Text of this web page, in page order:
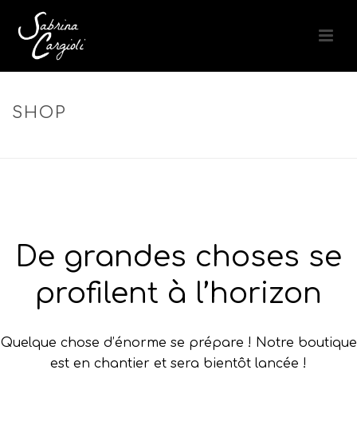
SHOP
De grandes choses se
profilent à l’horizon
Quelque chose d’énorme se prépare ! Notre boutique
est en chantier et sera bientôt lancée !